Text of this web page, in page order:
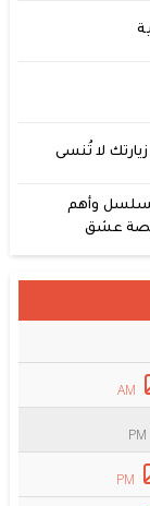
لا تُنسى
2022 قصة المسلسل وأهم